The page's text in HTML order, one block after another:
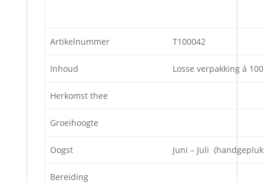
Artikelnummer T100042
Inhoud Losse verpakking á
Herkomst thee
Groeihoogte
Oogst Juni – Juli
Bereiding